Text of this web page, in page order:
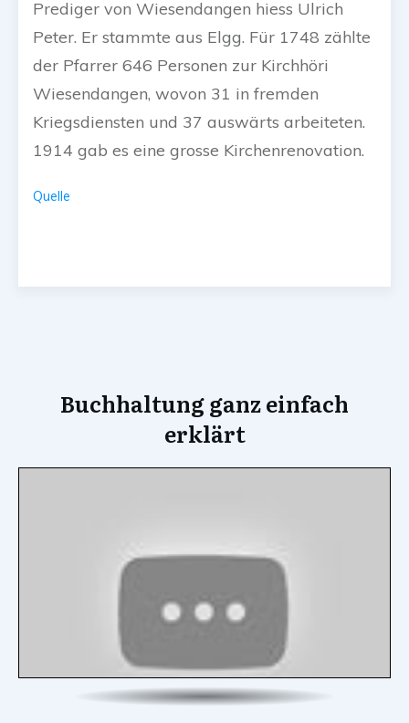
Prediger von Wiesendangen hiess Ulrich
Peter. Er stammte aus Elgg. Für 1748 zählte
der Pfarrer 646 Personen zur Kirchhöri
Wiesendangen, wovon 31 in fremden
Kriegsdiensten und 37 auswärts arbeiteten.
1914 gab es eine grosse Kirchenrenovation.
Quelle
Buchhaltung ganz einfach
erklärt